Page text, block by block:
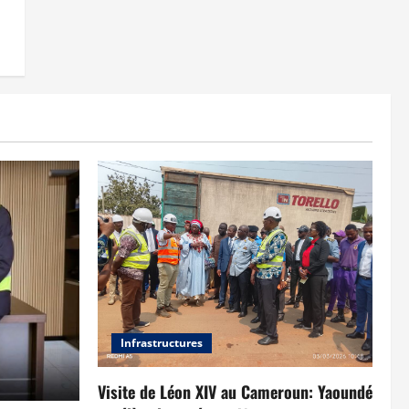
Infrastructures
Visite de Léon XIV au Cameroun: Yaoundé